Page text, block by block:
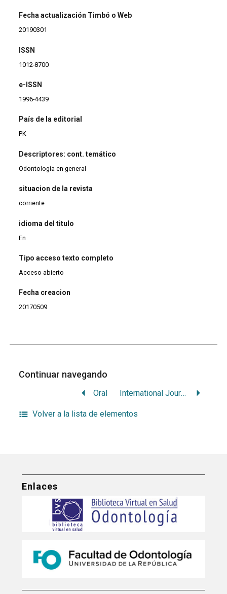
Fecha actualización Timbó o Web
20190301
ISSN
1012-8700
e-ISSN
1996-4439
País de la editorial
PK
Descriptores: cont. temático
Odontología en general
situacion de la revista
corriente
idioma del titulo
En
Tipo acceso texto completo
Acceso abierto
Fecha creacion
20170509
Continuar navegando
Oral International Journal of Odontostomatology
Volver a la lista de elementos
Enlaces